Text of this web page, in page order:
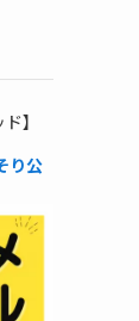
】
り公